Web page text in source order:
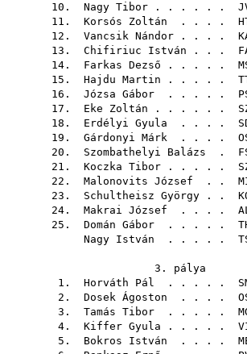
10. Nagy Tibor . . . . . .
11. Korsós Zoltán . . . .
12. Vancsik Nándor . . . .
13. Chifiriuc István . . .
14. Farkas Dezső . . . . .
15. Hajdu Martin . . . . .
16. Józsa Gábor . . . . .
17. Eke Zoltán . . . . . .
18. Erdélyi Gyula . . . .
19. Gárdonyi Márk . . . .
20. Szombathelyi Balázs .
21. Koczka Tibor . . . . .
22. Malonovits József . .
23. Schultheisz György . .
24. Makrai József . . . .
25. Domán Gábor . . . . .
Nagy István . . . . .
3. pálya
1. Horváth Pál . . . . .
2. Dosek Ágoston . . . .
3. Tamás Tibor . . . . .
4. Kiffer Gyula . . . . .
5. Bokros István . . . .